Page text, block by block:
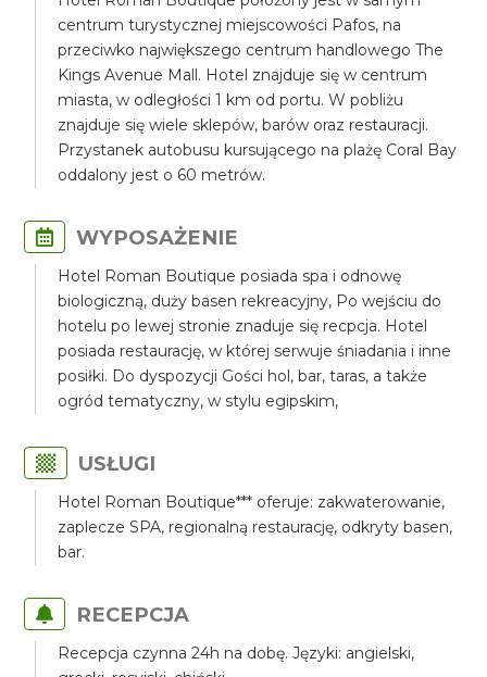
centrum turystycznej miejscowości Pafos, na
przeciwko największego centrum handlowego The
Kings Avenue Mall. Hotel znajduje się w centrum
miasta, w odległości 1 km od portu. W pobliżu
znajduje się wiele sklepów, barów oraz restauracji.
Przystanek autobusu kursującego na plażę Coral Bay
oddalony jest o 60 metrów.
WYPOSAŻENIE
Hotel Roman Boutique posiada spa i odnowę
biologiczną, duży basen rekreacyjny, Po wejściu do
hotelu po lewej stronie znaduje się recpcja. Hotel
posiada restaurację, w której serwuje śniadania i inne
posiłki. Do dyspozycji Gości hol, bar, taras, a także
ogród tematyczny, w stylu egipskim,
USŁUGI
Hotel Roman Boutique*** oferuje: zakwaterowanie,
zaplecze SPA, regionalną restaurację, odkryty basen,
bar.
RECEPCJA
Recepcja czynna 24h na dobę. Języki: angielski,